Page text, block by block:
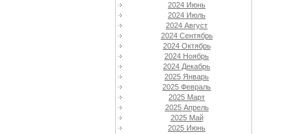
2024 Июнь
2024 Июль
2024 Август
2024 Сентябрь
2024 Октябрь
2024 Ноябрь
2024 Декабрь
2025 Январь
2025 Февраль
2025 Март
2025 Апрель
2025 Май
2025 Июнь